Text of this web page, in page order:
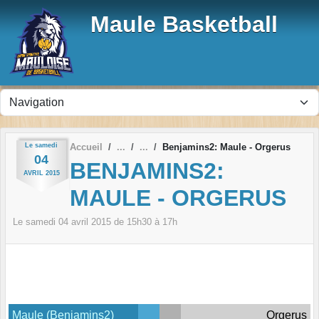
Maule Basketball
Le samedi
04
AVRIL 2015
Accueil Benjamins2: Maule - Orgerus
BENJAMINS2:
MAULE - ORGERUS
Le samedi 04 avril 2015 de 15h30 à 17h
Maule (Benjamins2) Orgerus
Panneau de gestion des cookies